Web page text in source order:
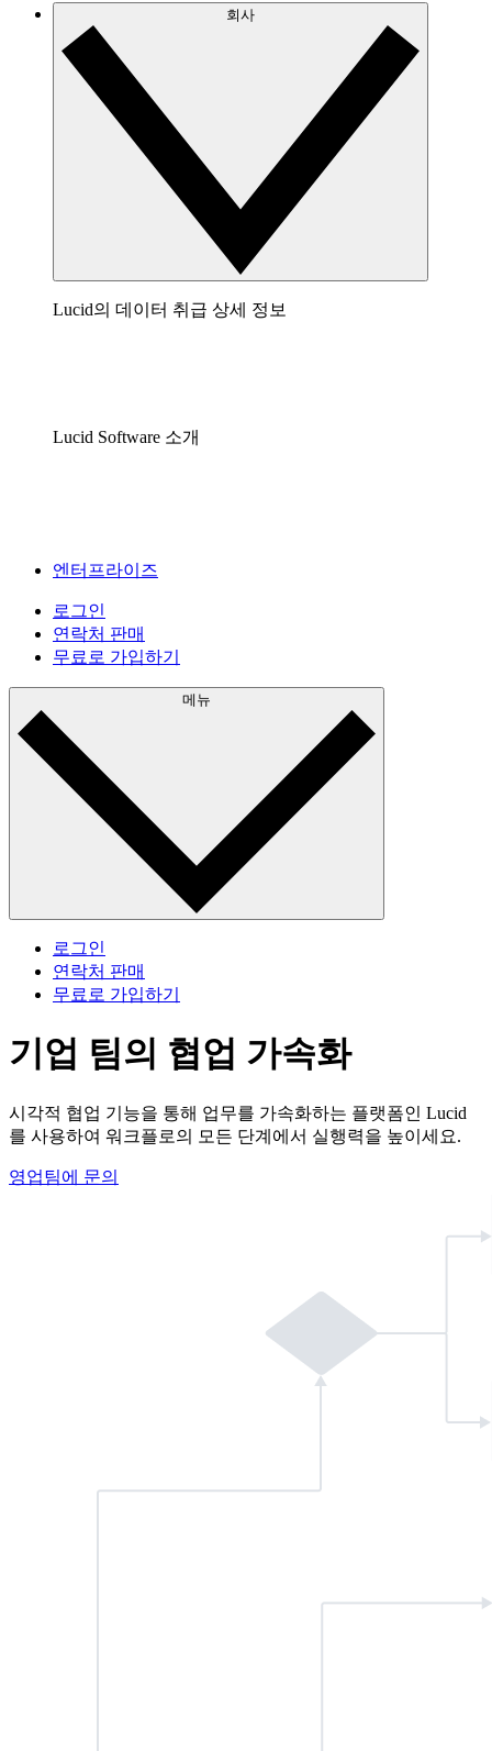
회사
Lucid의 데이터 취급 상세 정보
Lucid Software 소개
엔터프라이즈
로그인
연락처 판매
무료로 가입하기
메뉴
로그인
연락처 판매
무료로 가입하기
기업 팀의 협업 가속화
시각적 협업 기능을 통해 업무를 가속화하는 플랫폼인 Lucid
를 사용하여 워크플로의 모든 단계에서 실행력을 높이세요.
영업팀에 문의